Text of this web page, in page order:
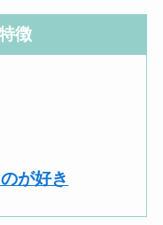
徴
が好き